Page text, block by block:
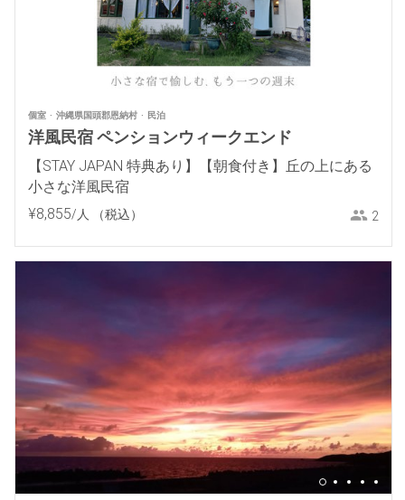
個室 沖縄県国頭郡恩納村 民泊
洋風民宿 ペンションウィークエンド
【STAY JAPAN 特典あり】【朝食付き】丘の上にある
小さな洋風民宿
¥8,855/人 （税込） 2